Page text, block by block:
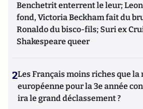
Benchetrit enterrent le leur;
fond, Victoria Beckham fait du
Ronaldo du bisco-fils; Suri ex
Shakespeare queer
2Les Français moins riches que la
européenne pour la 3e année
ira le grand déclassement ?